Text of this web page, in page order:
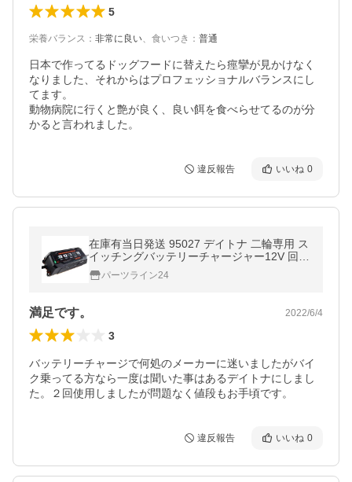
5
栄養バランス ： 非常に良い、 食いつき ： 普通
日本で作ってるドッグフードに替えたら痙攣が見かけなく
なりました、それからはプロフェッショナルバランスにし
てます。
動物病院に行くと艶が良く、良い餌を食べらせてるのが分
かると言われました。
違反報告 いいね 0
在庫有当日発送 95027 デイトナ 二輪専用 ス
イッチングバッテリーチャージャー12V 回復
微弱充電器
パーツライン24
満足です。 2022/6/4
3
バッテリーチャージで何処のメーカーに迷いましたがバイ
ク乗ってる方なら一度は聞いた事はあるデイトナにしまし
た。２回使用しましたが問題なく値段もお手頃です。
違反報告 いいね 0